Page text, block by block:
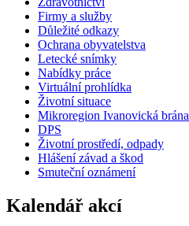
Firmy a služby
Důležité odkazy
Ochrana obyvatelstva
Letecké snímky
Nabídky práce
Virtuální prohlídka
Životní situace
Mikroregion Ivanovická brána
DPS
Životní prostředí, odpady
Hlášení závad a škod
Smuteční oznámení
Kalendář akcí